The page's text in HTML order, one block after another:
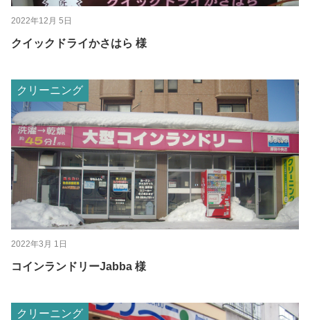
2022年12月 5日
クイックドライかさはら 様
クリーニング
2022年3月 1日
コインランドリーJabba 様
クリーニング